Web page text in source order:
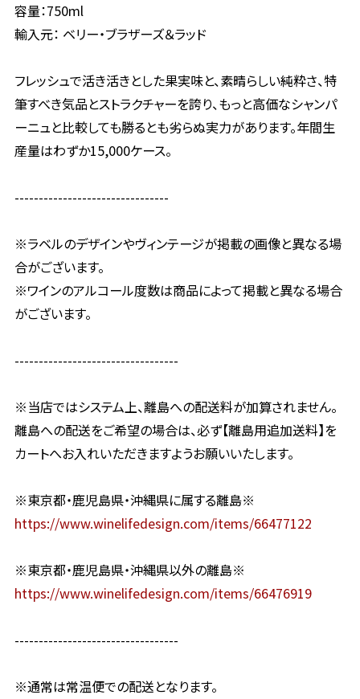
容量：750ml
輸入元： ベリー・ブラザーズ＆ラッド
フレッシュで活き活きとした果実味と、素晴らしい純粋さ、特
筆すべき気品とストラクチャーを誇り、もっと高価なシャンパ
ーニュと比較しても勝るとも劣らぬ実力があります。年間生
産量はわずか15,000ケース。
--------------------------------
※ラベルのデザインやヴィンテージが掲載の画像と異なる場
合がございます。
※ワインのアルコール度数は商品によって掲載と異なる場合
がございます。
----------------------------------
※当店ではシステム上、離島への配送料が加算されません。
離島への配送をご希望の場合は、必ず【離島用追加送料】を
カートへお入れいただきますようお願いいたします。
※東京都・鹿児島県・沖縄県に属する離島※
https://www.winelifedesign.com/items/66477122
※東京都・鹿児島県・沖縄県以外の離島※
https://www.winelifedesign.com/items/66476919
----------------------------------
※通常は常温便での配送となります。